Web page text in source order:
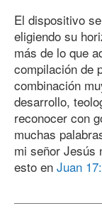
El dispositivo
eligiendo su
más de lo que
compilación de
combinación
desarrollo,
reconocer con
muchas
mi señor Jesús
esto en Juan